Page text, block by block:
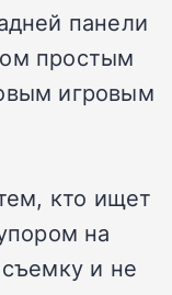
панели
простым
игровым
кто ищет
на
и не